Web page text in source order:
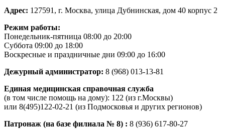
Адрес: 127591, г. Москва, улица Дубнинская, дом 40 корпус 2
Режим работы:
Понедельник-пятница 08:00 до 20:00
Суббота 09:00 до 18:00
Воскресные и праздничные дни 09:00 до 16:00
Дежурный администратор: 8 (968) 013-13-81
Единая медицинская справочная служба
(в том числе помощь на дому): 122 (из г.Москвы)
или 8(495)122-02-21 (из Подмосковья и других регионов)
Патронаж (на базе филиала № 8) : 8 (936) 617-80-27